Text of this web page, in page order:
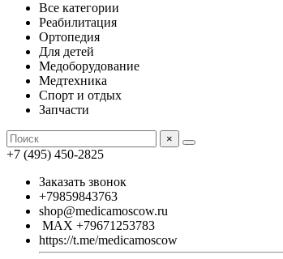
Все категории
Реабилитация
Ортопедия
Для детей
Медоборудование
Mедтехника
Спорт и отдых
Запчасти
×
+7 (495) 450-2825
Заказать звонок
+79859843763
shop@medicamoscow.ru
MAX +79671253783
https://t.me/medicamoscow